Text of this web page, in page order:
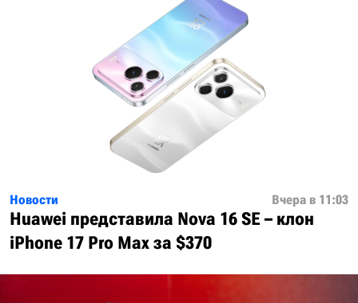
Новости Вчера в 11:03
Huawei представила Nova 16 SE – клон
iPhone 17 Pro Max за $370